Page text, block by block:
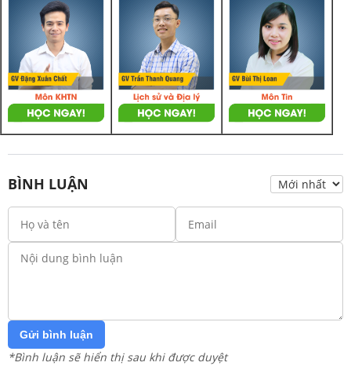
BÌNH LUẬN
Gửi bình luận
*Bình luận sẽ hiển thị sau khi được duyệt